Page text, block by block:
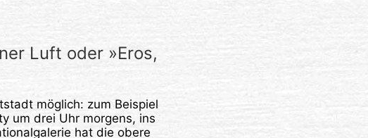
Luft oder »Eros,
möglich: zum Beispiel
um drei Uhr morgens, ins
hat die obere